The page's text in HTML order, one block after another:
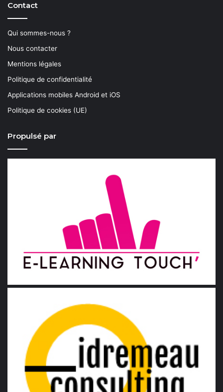
Contact
Qui sommes-nous ?
Nous contacter
Mentions légales
Politique de confidentialité
Applications mobiles Android et iOS
Politique de cookies (UE)
Propulsé par